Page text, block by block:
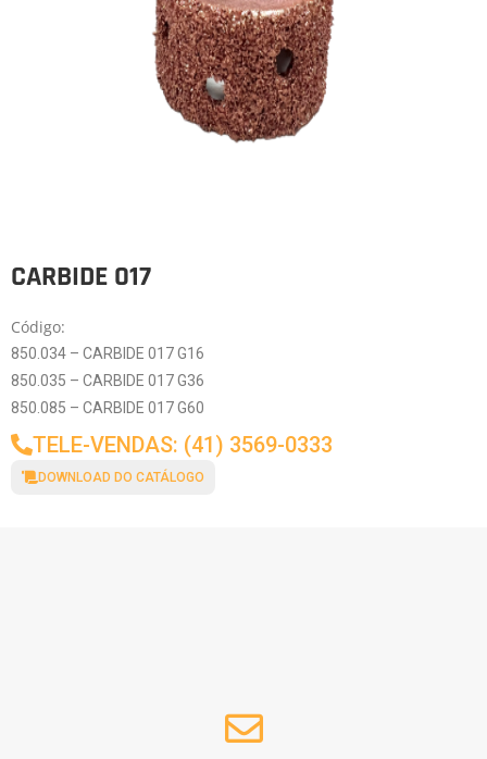
CARBIDE 017
Código:
850.034 – CARBIDE 017 G16
850.035 – CARBIDE 017 G36
850.085 – CARBIDE 017 G60
TELE-VENDAS: (41) 3569-0333
DOWNLOAD DO CATÁLOGO